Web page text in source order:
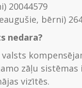
20044579
bērni)
nedara?
zāļu sistēmas
vizītēs.